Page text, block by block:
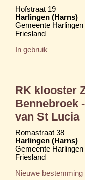
Hofstraat 19
Harlingen (Harns)
Gemeente Harlingen
Friesland
In gebruik
RK klooster
Bennebroek
van St Lucia
Romastraat 38
Harlingen (Harns)
Gemeente Harlingen
Friesland
Nieuwe bestemming